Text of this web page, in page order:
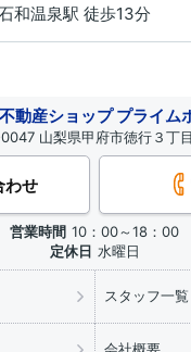
和温泉駅 徒歩13分
動産ショップ プライム
山梨県甲府市徳行３丁
わせ
営業時間 10：00～18：00
定休日 水曜日
スタッフ一覧